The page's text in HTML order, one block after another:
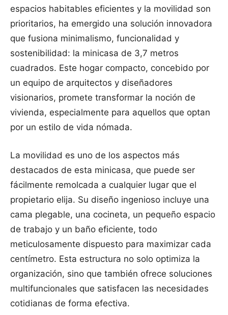
espacios habitables eficientes y la movilidad son
prioritarios, ha emergido una solución innovadora
que fusiona minimalismo, funcionalidad y
sostenibilidad: la minicasa de 3,7 metros
cuadrados. Este hogar compacto, concebido por
un equipo de arquitectos y diseñadores
visionarios, promete transformar la noción de
vivienda, especialmente para aquellos que optan
por un estilo de vida nómada.
La movilidad es uno de los aspectos más
destacados de esta minicasa, que puede ser
fácilmente remolcada a cualquier lugar que el
propietario elija. Su diseño ingenioso incluye una
cama plegable, una cocineta, un pequeño espacio
de trabajo y un baño eficiente, todo
meticulosamente dispuesto para maximizar cada
centímetro. Esta estructura no solo optimiza la
organización, sino que también ofrece soluciones
multifuncionales que satisfacen las necesidades
cotidianas de forma efectiva.